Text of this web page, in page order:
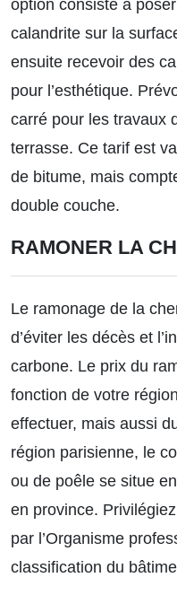
option consiste à
calandrite sur la
ensuite recevoir des
pour l’esthétique.
carré pour les travaux
terrasse. Ce tarif est
de bitume, mais
double couche.
RAMONER LA
Le ramonage de la
d’éviter les décès et
carbone. Le prix du
fonction de votre
effectuer, mais aussi
région parisienne, le
ou de poêle se situe
en province.
par l’Organisme
classification du